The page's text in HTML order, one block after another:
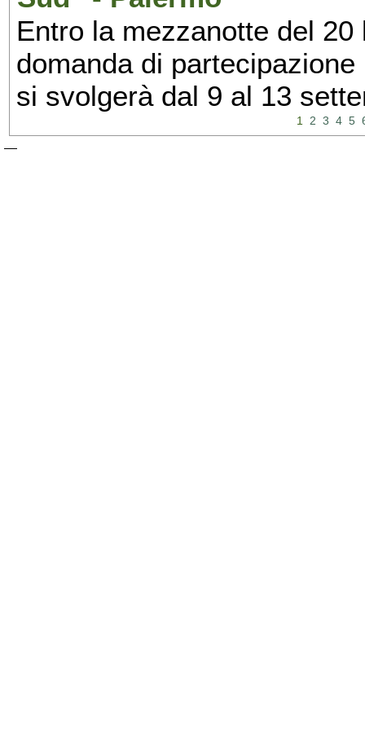
Entro la mezzanotte del
domanda di
si svolgerà dal 9 al 13
1 2 3 4 5